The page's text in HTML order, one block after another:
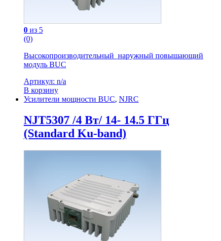
0 из 5
(0)
Высокопроизводительный наружный повышающий
модуль BUC
Артикул: n/a
В корзину
Усилители мощности BUC, NJRC
NJT5307 /4 Вт/ 14- 14.5 ГГц
(Standard Ku-band)